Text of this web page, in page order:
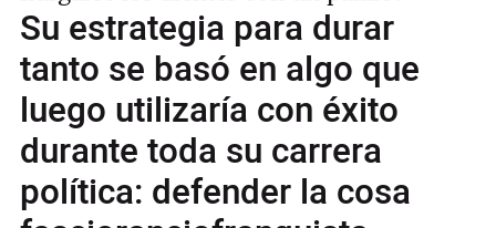
Su estrategia para durar
tanto se basó en algo que
luego utilizaría con éxito
durante toda su carrera
política: defender la cosa